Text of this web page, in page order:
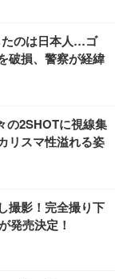
たのは日本人…ゴ
破損、警察が経緯
の2SHOTに視線集
リスマ性溢れる姿
撮影！完全撮り下
発売決定！